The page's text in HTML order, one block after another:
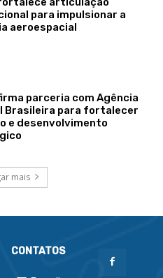
para impulsionar a
aeroespacial
parceria com Agência
Brasileira para fortalecer
e desenvolvimento
mais
CONTATOS